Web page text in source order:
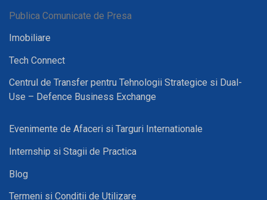
Publica Comunicate de Presa
Imobiliare
Tech Connect
Centrul de Transfer pentru Tehnologii Strategice si Dual-
Use – Defence Business Exchange
Evenimente de Afaceri si Targuri Internationale
Internship si Stagii de Practica
Blog
Termeni si Conditii de Utilizare